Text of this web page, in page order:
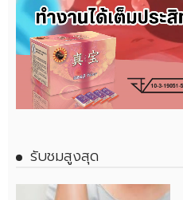
รับชมสูงสุด